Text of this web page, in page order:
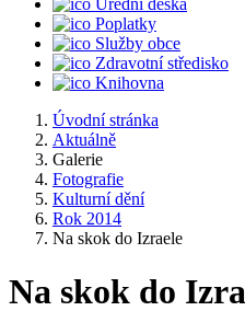
Úřední deska
Poplatky
Služby obce
Zdravotní středisko
Knihovna
Úvodní stránka
Aktuálně
Galerie
Fotografie
Kulturní dění
Rok 2014
Na skok do Izraele
Na skok do